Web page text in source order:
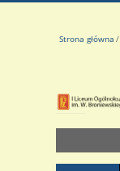
Strona główna